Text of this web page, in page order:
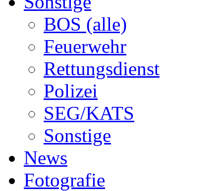
BOS (alle)
Feuerwehr
Rettungsdienst
Polizei
SEG/KATS
Sonstige
News
Fotografie